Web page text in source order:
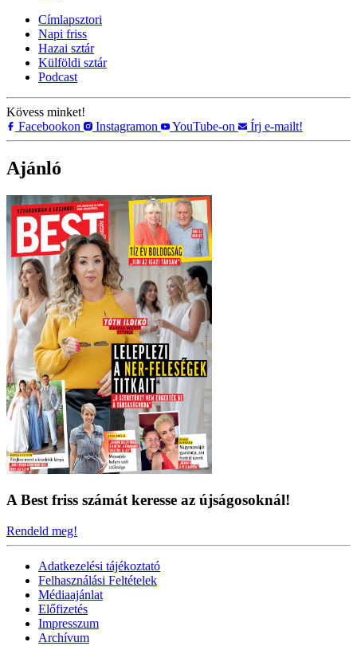
Címlapsztori
Napi friss
Hazai sztár
Külföldi sztár
Podcast
Kövess minket!
Facebookon
Instagramon YouTube-on Írj e-mailt!
Ajánló
A Best friss számát keresse az újságosoknál!
Rendeld meg!
Adatkezelési tájékoztató
Felhasználási Feltételek
Médiaajánlat
Előfizetés
Impresszum
Archívum